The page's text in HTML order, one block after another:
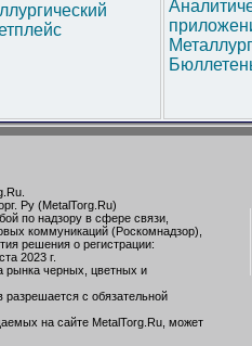
Ру (MetalTorg.Ru)
по надзору в сфере связи,
коммуникаций (Роскомнадзор),
решения о регистрации:
2023 г.
рынка черных, цветных и
с обязательной
на сайте MetalTorg.Ru, может